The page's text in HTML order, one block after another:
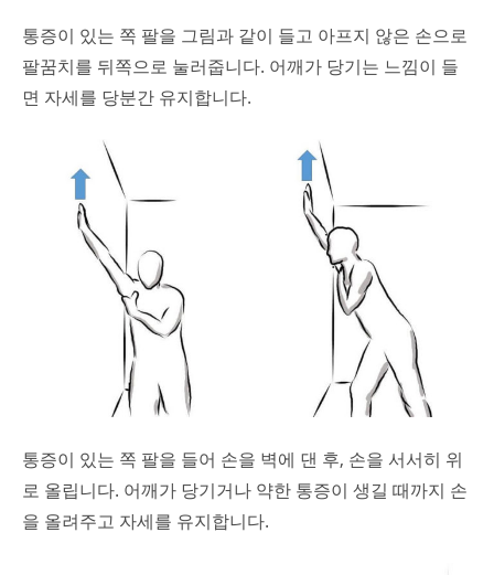
통증이 있는 쪽 팔을 그림과 같이 들고 아프지 않은 손으로
팔꿈치를 뒤쪽으로 눌러줍니다. 어깨가 당기는 느낌이 들
면 자세를 당분간 유지합니다.
통증이 있는 쪽 팔을 들어 손을 벽에 댄 후, 손을 서서히 위
로 올립니다. 어깨가 당기거나 약한 통증이 생길 때까지 손
을 올려주고 자세를 유지합니다.